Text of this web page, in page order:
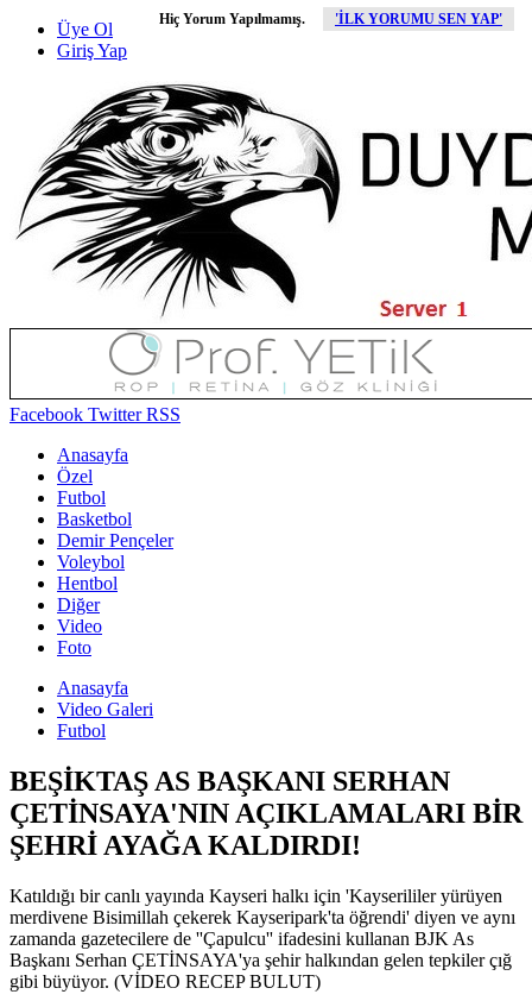
Üye Ol
Giriş Yap
Facebook TwitterRSS
Anasayfa
Özel
Futbol
Basketbol
Demir Pençeler
Voleybol
Hentbol
Diğer
Video
Foto
Anasayfa
Video Galeri
Futbol
BEŞİKTAŞ AS BAŞKANI SERHAN
ÇETİNSAYA'NIN AÇIKLAMALARI BİR
ŞEHRİ AYAĞA KALDIRDI!
Katıldığı bir canlı yayında Kayseri halkı için 'Kayserililer yürüyen
merdivene Bisimillah çekerek Kayseripark'ta öğrendi' diyen ve aynı
zamanda gazetecilere de ''Çapulcu'' ifadesini kullanan BJK As
Başkanı Serhan ÇETİNSAYA'ya şehir halkından gelen tepkiler çığ
gibi büyüyor. (VİDEO RECEP BULUT)
Hiç Yorum Yapılmamış. 'İLK YORUMU SEN YAP'